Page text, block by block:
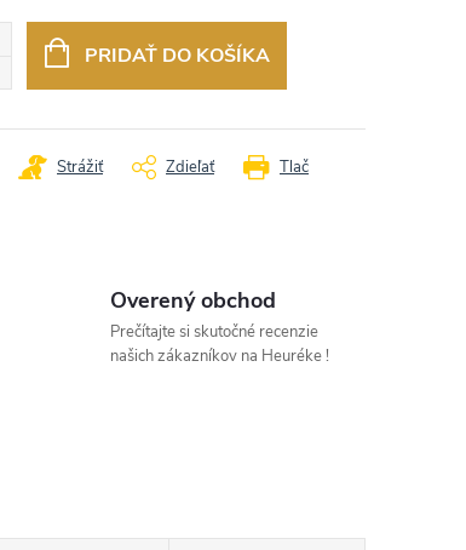
PRIDAŤ DO KOŠÍKA
Tlač
Strážiť Zdieľať
Overený obchod
Prečítajte si skutočné recenzie
našich zákazníkov na Heuréke !